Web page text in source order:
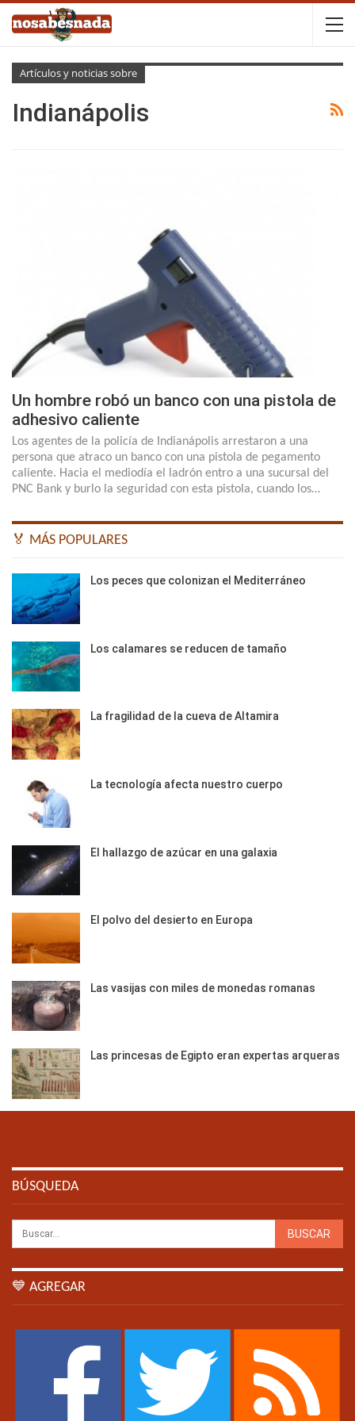
Artículos y noticias sobre
Indianápolis
Un hombre robó un banco con una pistola de
adhesivo caliente
Los agentes de la policía de Indianápolis arrestaron a una
persona que atraco un banco con una pistola de pegamento
caliente. Hacia el mediodía el ladrón entro a una sucursal del
PNC Bank y burlo la seguridad con esta pistola, cuando los…
🏅 MÁS POPULARES
Los peces que colonizan el Mediterráneo
Los calamares se reducen de tamaño
La fragilidad de la cueva de Altamira
La tecnología afecta nuestro cuerpo
El hallazgo de azúcar en una galaxia
El polvo del desierto en Europa
Las vasijas con miles de monedas romanas
Las princesas de Egipto eran expertas arqueras
BÚSQUEDA
💙 AGREGAR